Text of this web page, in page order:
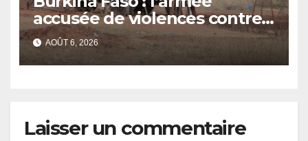
accusée de violences contre
des civils après une attaque
jihadiste.
AOÛT 6, 2026
Laisser un commentaire